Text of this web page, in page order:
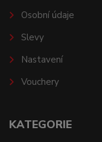
Osobní údaje
Slevy
Nastavení
Vouchery
KATEGORIE